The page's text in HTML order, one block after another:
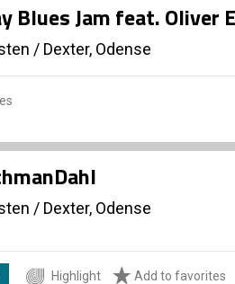
Blues Jam feat. Oliver
/ Dexter, Odense
/ Dexter, Odense
Highlight Add to favorites